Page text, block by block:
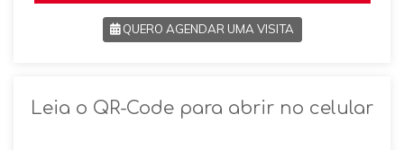
QUERO AGENDAR UMA VISITA
Leia o QR-Code para abrir no celular